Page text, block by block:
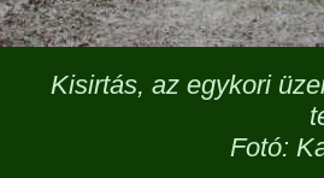
Kisirtás, az egykori
Fotó: